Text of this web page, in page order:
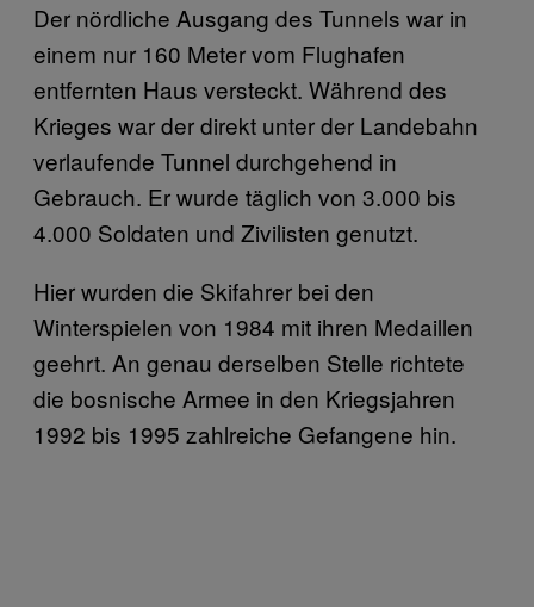
Der nördliche Ausgang des Tunnels war in
einem nur 160 Meter vom Flughafen
entfernten Haus versteckt. Während des
Krieges war der direkt unter der Landebahn
verlaufende Tunnel durchgehend in
Gebrauch. Er wurde täglich von 3.000 bis
4.000 Soldaten und Zivilisten genutzt.
Hier wurden die Skifahrer bei den
Winterspielen von 1984 mit ihren Medaillen
geehrt. An genau derselben Stelle richtete
die bosnische Armee in den Kriegsjahren
1992 bis 1995 zahlreiche Gefangene hin.